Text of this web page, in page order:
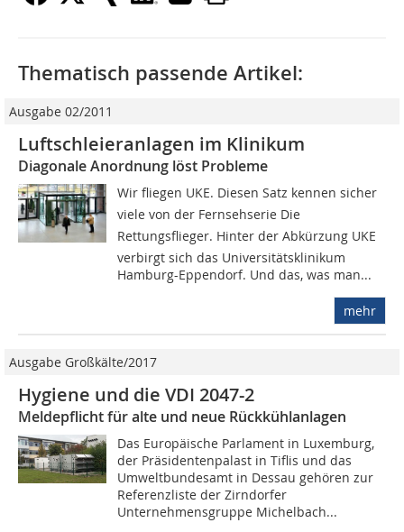
Thematisch passende Artikel:
Ausgabe 02/2011
Luftschleieranlagen im Klinikum
Diagonale Anordnung löst Probleme
Wir fliegen UKE. Diesen Satz kennen sicher
viele von der Fernsehserie Die
Rettungsflieger. Hinter der Abkürzung UKE
verbirgt sich das Universitätsklinikum
Hamburg-Eppendorf. Und das, was man...
mehr
Ausgabe Großkälte/2017
Hygiene und die VDI 2047-2
Meldepflicht für alte und neue Rückkühlanlagen
Das Europäische Parlament in Luxemburg,
der Präsidentenpalast in Tiflis und das
Umweltbundesamt in Dessau gehören zur
Referenzliste der Zirndorfer
Unternehmensgruppe Michelbach...